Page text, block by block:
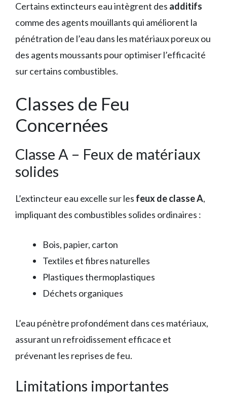
Certains extincteurs eau intègrent des additifs
comme des agents mouillants qui améliorent la
pénétration de l’eau dans les matériaux poreux ou
des agents moussants pour optimiser l’efficacité
sur certains combustibles.
Classes de Feu
Concernées
Classe A – Feux de matériaux
solides
L’extincteur eau excelle sur les feux de classe A,
impliquant des combustibles solides ordinaires :
Bois, papier, carton
Textiles et fibres naturelles
Plastiques thermoplastiques
Déchets organiques
L’eau pénètre profondément dans ces matériaux,
assurant un refroidissement efficace et
prévenant les reprises de feu.
Limitations importantes